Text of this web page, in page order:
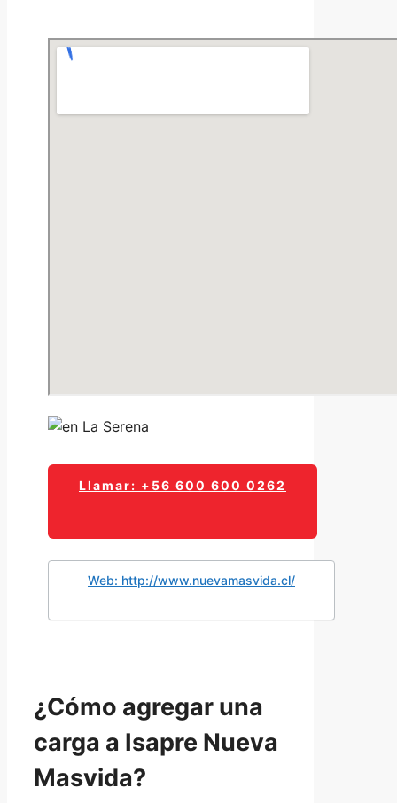
Llamar: +56 600 600 0262
Web: http://www.nuevamasvida.cl/
¿Cómo agregar una
carga a Isapre Nueva
Masvida?